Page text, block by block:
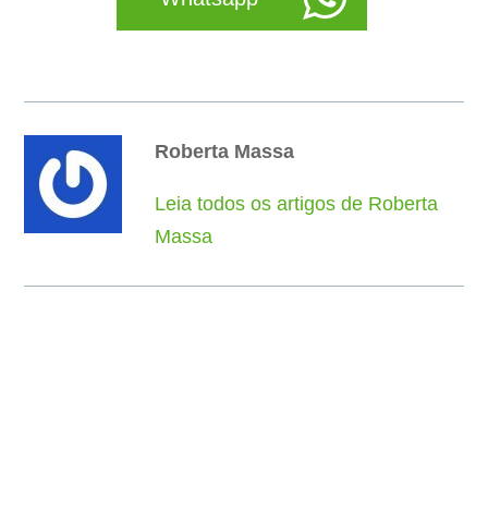
Roberta Massa
Leia todos os artigos de Roberta
Massa